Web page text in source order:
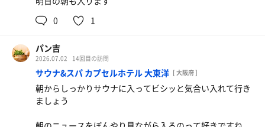
0
1
パン吉
2026.07.02 14回目の訪問
サウナ&スパ カプセルホテル 大東洋 [ 大阪府 ]
朝からしっかりサウナに入ってビシッと気合い入れて行き
ましょう